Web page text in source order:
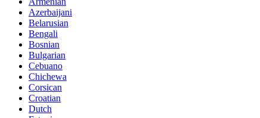
Azerbaijani
Belarusian
Bengali
Bosnian
Bulgarian
Cebuano
Chichewa
Corsican
Croatian
Dutch